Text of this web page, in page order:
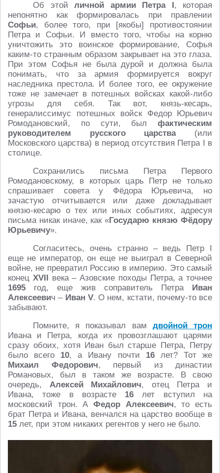
Об этой личной армии Петра I, которая
непонятно как формировалась при правлении
Софьи, более того, при [якобы] противостоянии
Петра и Софьи. И вместо того, чтобы на корню
уничтожить это воинское формирование, Софья
каким-то странным образом закрывает на это глаза.
При этом Софья не была дурой и должна была
понимать, что за армия формируется вокруг
наследника престола. И более того, ее окружение
тоже не замечает в потешных войсках какой-либо
угрозы для себя. Так вот, князь-кесарь,
генералиссимус потешных войск Федор Юрьевич
Ромодановский, по сути, был фактическим
руководителем русского царства(или
Московского царства) в период отсутствия Петра I в
столице.
Сохранились письма Петра Первого
Ромодановскому, в которых царь Петр не только
спрашивает совета у Фёдора Юрьевича, но
зачастую отчитывается или даже докладывает
князю-кесарю о тех или иных событиях, адресуя
письма никак иначе, как «Государю князю Фёдору
Юрьевичу».
Согласитесь, очень странно – ведь Петр I
еще не император, он еще не выиграл в Северной
войне, не превратил Россию в империю. Это самый
конец XVII века – Азовские походы Петра, а точнее
1695 год, еще жив соправитель Петра Иван
Алексеевич – Иван V. О нем, кстати, почему-то все
забывают.
Помните, я показывал вам двойной трон
Ивана и Петра, когда их провозглашают царями
сразу обоих, хотя Иван был старше Петра, Петру
было всего 10, а Ивану почти 16лет? Тот же
Михаил Федорович, первый из династии
Романовых, был в таком же возрасте. В свою
очередь, Алексей Михайлович, отец Петра и
Ивана, тоже в возрасте 16 лет вступил на
московский трон. А Федор Алексеевич, то есть
брат Петра и Ивана, венчался на царство вообще в
15 лет, при этом никаких регентов у него не было.